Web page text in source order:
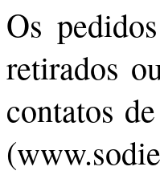
Os
retirados
contatos